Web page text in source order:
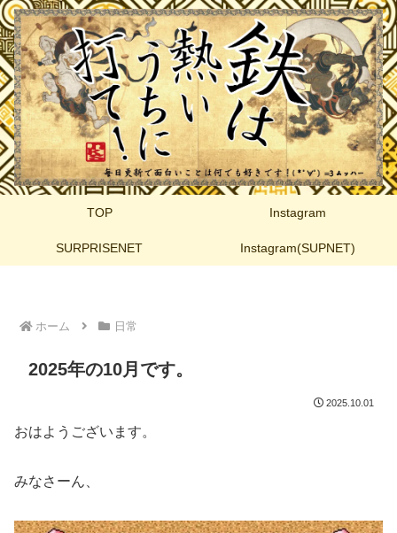
TOP Instagram
SURPRISENET Instagram(SUPNET)
ホーム 日常
2025年の10月です。
2025.10.01
おはようございます。
みなさーん、